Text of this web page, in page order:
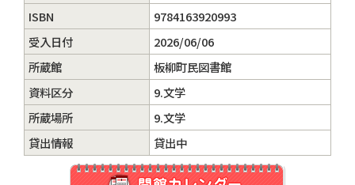
ISBN
9784163920993
受入日付
2026/06/06
所蔵館
板柳町民図書館
資料区分
9.文学
所蔵場所
9.文学
貸出情報
貸出中